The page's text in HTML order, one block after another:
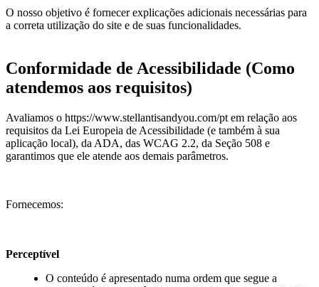
O nosso objetivo é fornecer explicações adicionais necessárias para
a correta utilização do site e de suas funcionalidades.
Conformidade de Acessibilidade (Como
atendemos aos requisitos)
Avaliamos o https://www.stellantisandyou.com/pt em relação aos
requisitos da Lei Europeia de Acessibilidade (e também à sua
aplicação local), da ADA, das WCAG 2.2, da Seção 508 e
garantimos que ele atende aos demais parâmetros.
Fornecemos:
Perceptível
O conteúdo é apresentado numa ordem que segue a